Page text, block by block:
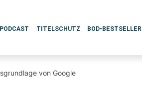
PODCAST TITELSCHUTZ BOD-BESTSELLER
von Google